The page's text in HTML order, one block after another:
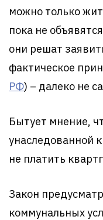
можно только
пока не
они решат
фактическое
РФ) – далеко не
Бытует мнение,
унаследованной
не платить
Закон
коммунальных